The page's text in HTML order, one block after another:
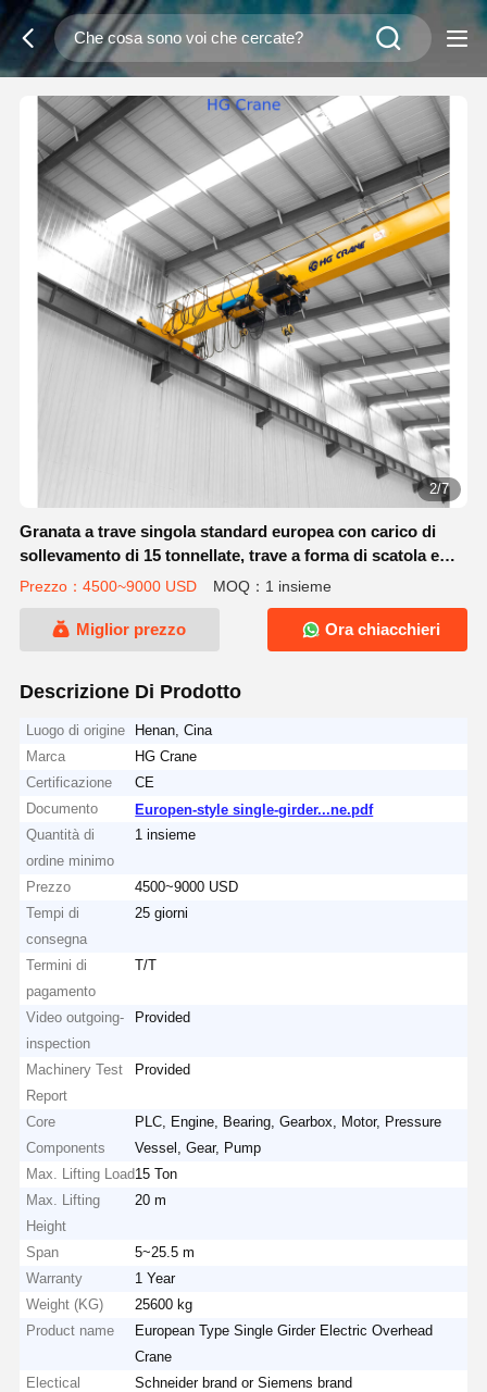
2/7
Granata a trave singola standard europea con carico di
sollevamento di 15 tonnellate, trave a forma di scatola e
componenti elettrici Schneider
Prezzo：4500~9000 USD MOQ：1 insieme
Miglior prezzo Ora chiacchieri
Descrizione Di Prodotto
Luogo di origine
Henan, Cina
Marca
HG Crane
Certificazione
CE
Documento
Europen-style single-girder...ne.pdf
Quantità di
ordine minimo
1 insieme
Prezzo
4500~9000 USD
Tempi di
consegna
25 giorni
Termini di
pagamento
T/T
Video outgoing-
inspection
Provided
Machinery Test
Report
Provided
Core
Components
PLC, Engine, Bearing, Gearbox, Motor, Pressure
Vessel, Gear, Pump
Max. Lifting Load15 Ton
Max. Lifting
Height
20 m
Span
5~25.5 m
Warranty
1 Year
Weight (KG)
25600 kg
Product name
European Type Single Girder Electric Overhead
Crane
Electical
Schneider brand or Siemens brand